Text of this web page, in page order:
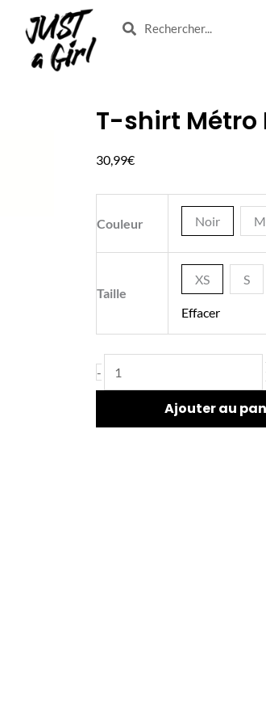
SearchSearch
T-shirt Métro
30,99€
Couleur Noir
Taille
XS S
Effacer
-
quantité
T-
Mojito
Ajouter au